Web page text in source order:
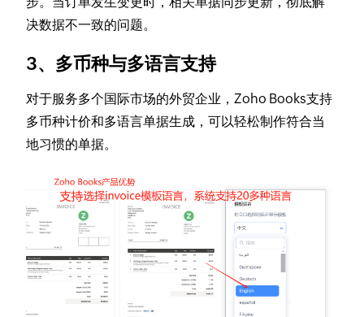
决数据不一致的问题。
3、多币种与多语言支持
对于服务多个国际市场的外贸企业，Zoho Books支持
多币种计价和多语言单据生成，可以轻松制作符合当
地习惯的单据。